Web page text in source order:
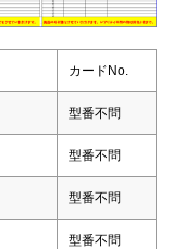
カードNo.
型番不問
型番不問
型番不問
型番不問